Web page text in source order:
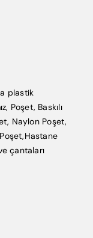
plastik
Poşet, Baskılı
Naylon Poşet,
çantaları